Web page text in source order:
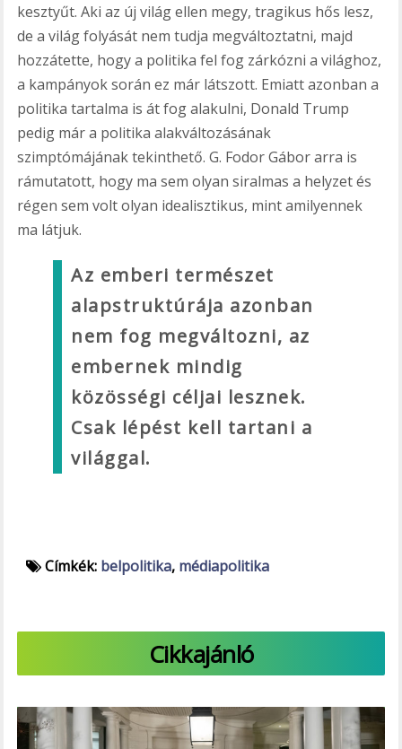
kesztyűt. Aki az új világ ellen megy, tragikus hős lesz,
de a világ folyását nem tudja megváltoztatni, majd
hozzátette, hogy a politika fel fog zárkózni a világhoz,
a kampányok során ez már látszott. Emiatt azonban a
politika tartalma is át fog alakulni, Donald Trump
pedig már a politika alakváltozásának
szimptómájának tekinthető. G. Fodor Gábor arra is
rámutatott, hogy ma sem olyan siralmas a helyzet és
régen sem volt olyan idealisztikus, mint amilyennek
ma látjuk.
Az emberi természet
alapstruktúrája azonban
nem fog megváltozni, az
embernek mindig
közösségi céljai lesznek.
Csak lépést kell tartani a
világgal.
Címkék: belpolitika, médiapolitika
Cikkajánló